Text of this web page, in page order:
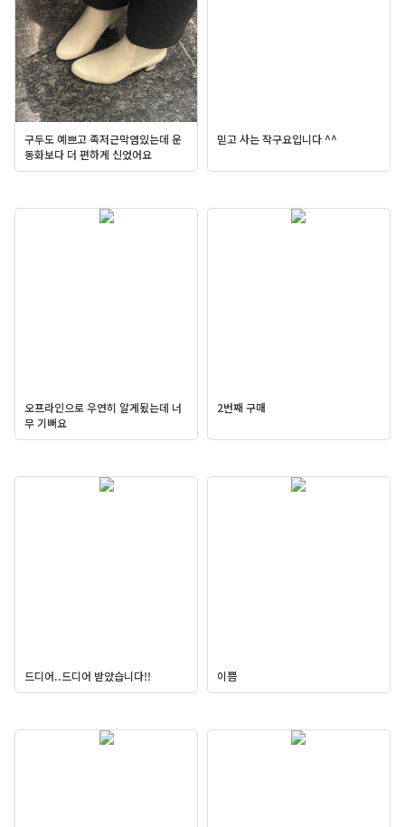
구두도 예쁘고 족저근막염있는데 운
동화보다 더 편하게 신었어요
믿고 사는 작구요입니다 ^^
오프라인으로 우연히 알게됬는데 너
무 기뻐요
2번째 구매
드디어..드디어 받았습니다!! 이쁨